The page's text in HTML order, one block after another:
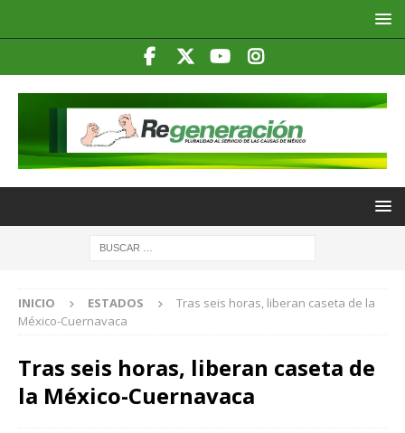
INICIO ESTADOS
Tras seis horas, liberan caseta de la
México-Cuernavaca
Tras seis horas, liberan caseta de
la México-Cuernavaca